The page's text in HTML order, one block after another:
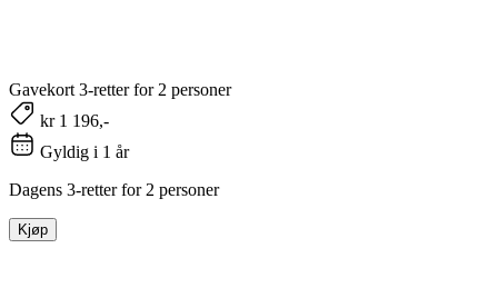
Gavekort 3-retter for 2 personer
kr 1 196,-
Gyldig i 1 år
Dagens 3-retter for 2 personer
Kjøp